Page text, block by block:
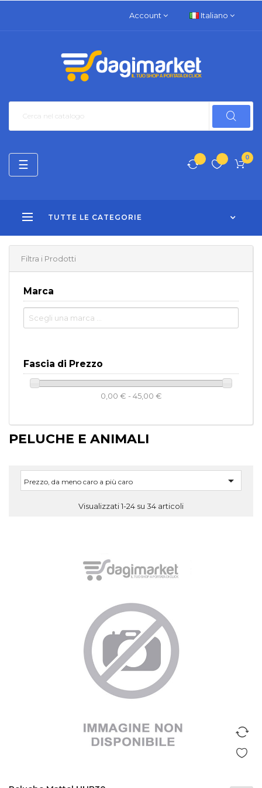
Account Italiano
0
TUTTE LE CATEGORIE
navigazione
Toggle
☰
Filtra i Prodotti
Marca
Fascia di Prezzo
0,00 € - 45,00 €
PELUCHE E ANIMALI
Prezzo, da meno caro a più caro 
Visualizzati 1-24 su 34 articoli